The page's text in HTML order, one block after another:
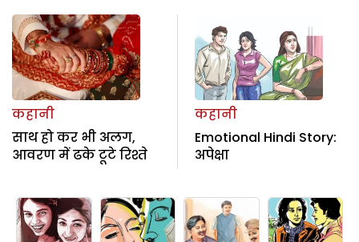
कहानी
साथ हो कर भी अलग,
आवरण में ढके टूटे रिश्ते
कहानी
Emotional Hindi Story:
अपेक्षा